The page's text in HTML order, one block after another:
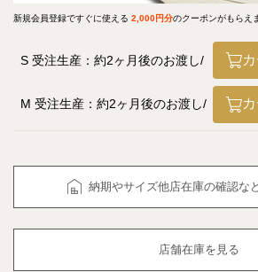
新規会員登録ですぐに使える 2,000円分のクーポンがもらえ
S 受注生産：約2ヶ月後のお渡し
M 受注生産：約2ヶ月後のお渡し
納期やサイズ他店在庫の確認な
店舗在庫を見る